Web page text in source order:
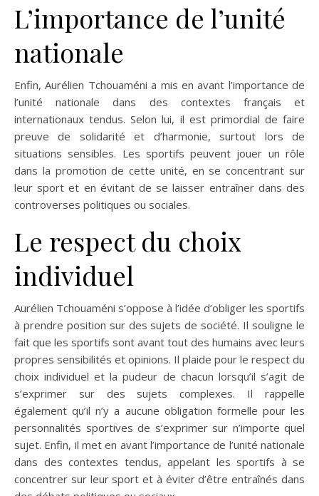
L’importance de l’unité
nationale
Enfin, Aurélien Tchouaméni a mis en avant l’importance de
l’unité nationale dans des contextes français et
internationaux tendus. Selon lui, il est primordial de faire
preuve de solidarité et d’harmonie, surtout lors de
situations sensibles. Les sportifs peuvent jouer un rôle
dans la promotion de cette unité, en se concentrant sur
leur sport et en évitant de se laisser entraîner dans des
controverses politiques ou sociales.
Le respect du choix
individuel
Aurélien Tchouaméni s’oppose à l’idée d’obliger les sportifs
à prendre position sur des sujets de société. Il souligne le
fait que les sportifs sont avant tout des humains avec leurs
propres sensibilités et opinions. Il plaide pour le respect du
choix individuel et la pudeur de chacun lorsqu’il s’agit de
s’exprimer sur des sujets complexes. Il rappelle
également qu’il n’y a aucune obligation formelle pour les
personnalités sportives de s’exprimer sur n’importe quel
sujet. Enfin, il met en avant l’importance de l’unité nationale
dans des contextes tendus, appelant les sportifs à se
concentrer sur leur sport et à éviter d’être entraînés dans